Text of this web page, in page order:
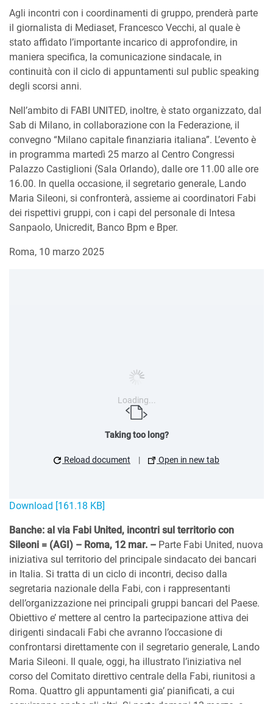
Agli incontri con i coordinamenti di gruppo, prenderà parte
il giornalista di Mediaset, Francesco Vecchi, al quale è
stato affidato l’importante incarico di approfondire, in
maniera specifica, la comunicazione sindacale, in
continuità con il ciclo di appuntamenti sul public speaking
degli scorsi anni.
Nell’ambito di FABI UNITED, inoltre, è stato organizzato, dal
Sab di Milano, in collaborazione con la Federazione, il
convegno “Milano capitale finanziaria italiana”. L’evento è
in programma martedì 25 marzo al Centro Congressi
Palazzo Castiglioni (Sala Orlando), dalle ore 11.00 alle ore
16.00. In quella occasione, il segretario generale, Lando
Maria Sileoni, si confronterà, assieme ai coordinatori Fabi
dei rispettivi gruppi, con i capi del personale di Intesa
Sanpaolo, Unicredit, Banco Bpm e Bper.
Roma, 10 marzo 2025
Loading...
Taking too long?
Reload document | Open in new tab
Download [161.18 KB]
Banche: al via Fabi United, incontri sul territorio con
Sileoni = (AGI) – Roma, 12 mar. – Parte Fabi United, nuova
iniziativa sul territorio del principale sindacato dei bancari
in Italia. Si tratta di un ciclo di incontri, deciso dalla
segretaria nazionale della Fabi, con i rappresentanti
dell’organizzazione nei principali gruppi bancari del Paese.
Obiettivo e’ mettere al centro la partecipazione attiva dei
dirigenti sindacali Fabi che avranno l’occasione di
confrontarsi direttamente con il segretario generale, Lando
Maria Sileoni. Il quale, oggi, ha illustrato l’iniziativa nel
corso del Comitato direttivo centrale della Fabi, riunitosi a
Roma. Quattro gli appuntamenti gia’ pianificati, a cui